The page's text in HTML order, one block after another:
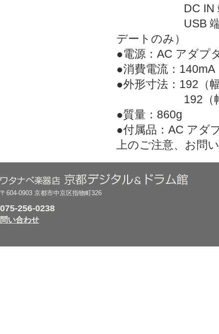
DC IN
USB 端子：
デートのみ）
●電源：AC アダプ
●消費電流：140mA
●外形寸法：192（
192（幅）×
●質量：860g
●付属品：AC アダ
上のご注意、お問
〒604-0903 京都市中京区指物町326
075-256-0238
問い合わせ